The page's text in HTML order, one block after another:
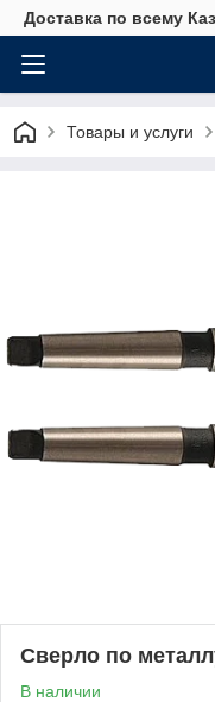
Доставка по всему
Товары и услуги
Сверло по
В наличии